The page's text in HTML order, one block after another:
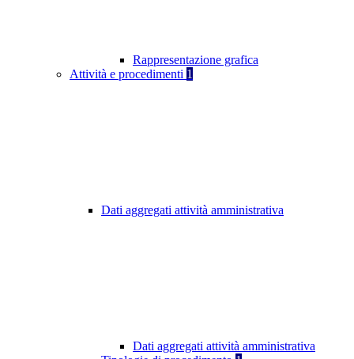
Rappresentazione grafica
Attività e procedimenti 1
Dati aggregati attività amministrativa
Dati aggregati attività amministrativa